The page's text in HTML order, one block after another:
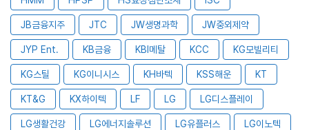
JB금융지주 JTC JW생명과학 JW중외제약
JYP Ent. KB금융 KBI메탈 KCC KG모빌리티
KG스틸 KG이니시스 KH바텍 KSS해운 KT
KT&G KX하이텍 LF LG LG디스플레이
LG생활건강 LG에너지솔루션 LG유플러스 LG이노텍